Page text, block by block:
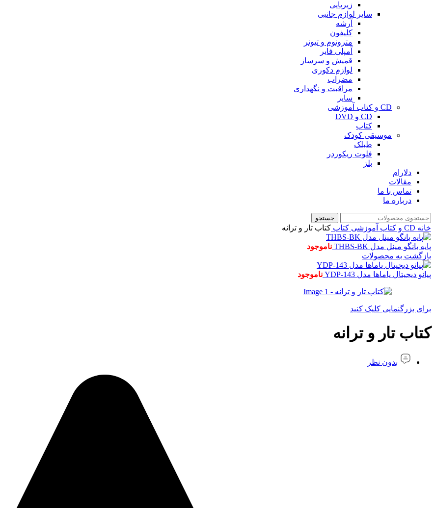
زیرپایی
سایر لوازم جانبی
آرشه
کلیفون
مترونوم و تیونر
آمپلی فایر
قمیش و سرساز
لوازم دکوری
مضراب
مراقبت و نگهداری
سایر
CD و کتاب آموزشی
CD و DVD
کتاب
موسیقی کودک
طبلک
فلوت ریکوردر
بلز
دلارام
مقالات
تماس با ما
درباره ما
جستجو
خانه CD و کتاب آموزشی کتاب کتاب تار و ترانه
پایه بانگو مینل مدل THBS-BK
ناموجود
بازگشت به محصولات
پیانو دیجیتال یاماها مدل YDP-143 ناموجود
برای بزرگنمایی کلیک کنید
کتاب تار و ترانه
بدون نظر